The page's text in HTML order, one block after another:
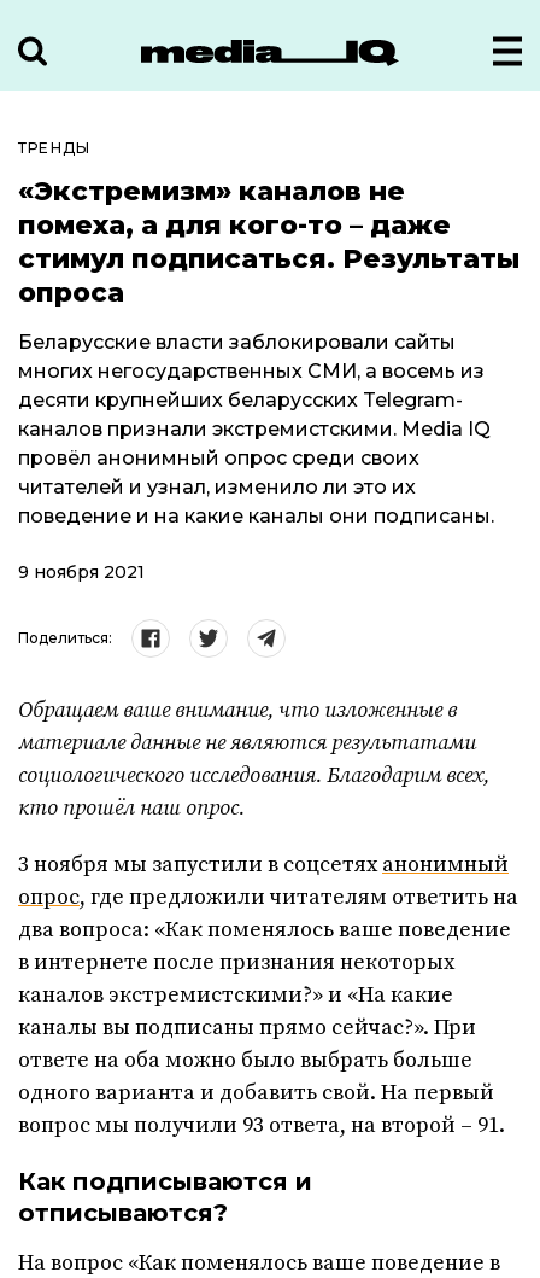
ТРЕНДЫ
«Экстремизм» каналов не
помеха, а для кого-то – даже
стимул подписаться. Результаты
опроса
Беларусские власти заблокировали сайты
многих негосударственных СМИ, а восемь из
десяти крупнейших беларусских Telegram-
каналов признали экстремистскими. Media IQ
провёл анонимный опрос среди своих
читателей и узнал, изменило ли это их
поведение и на какие каналы они подписаны.
9 ноября 2021
Поделиться:
Обращаем ваше внимание, что изложенные в
материале данные не являются результатами
социологического исследования. Благодарим всех,
кто прошёл наш опрос.
3 ноября мы запустили в соцсетяханонимный
опрос, где предложили читателям ответить на
два вопроса: «Как поменялось ваше поведение
в интернете после признания некоторых
каналов экстремистскими?» и «На какие
каналы вы подписаны прямо сейчас?». При
ответе на оба можно было выбрать больше
одного варианта и добавить свой. На первый
вопрос мы получили 93 ответа, на второй – 91.
Как подписываются и
отписываются?
На вопрос «Как поменялось ваше поведение в